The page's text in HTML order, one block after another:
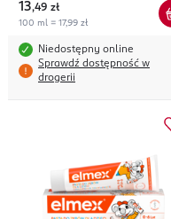
13,49 zł
100 ml = 17,99 zł
Niedostępny online
Sprawdź dostępność w
drogerii